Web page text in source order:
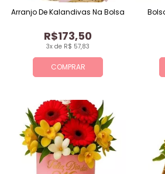
COMPRAR
3x de R$ 57,83
R$173,50
Arranjo De Kalandivas Na Bolsa